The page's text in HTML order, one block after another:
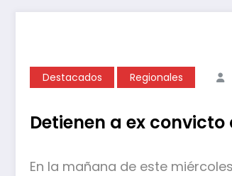
Destacados Regionales
Detienen a ex
En la mañana de este